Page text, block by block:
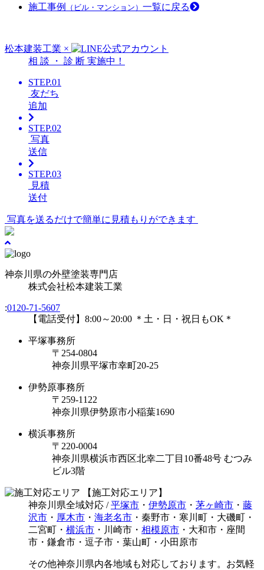
施工事例
（ビル・マンション） 一覧に戻る
松本建装工業 ×
相 談 ・ 診 断 実施中！
STEP.01
友だち
追加
STEP.02
写真
送信
STEP.03
見積
送付
写真を送るだけで簡単に見積もりができます
神奈川県の外壁塗装専門店
株式会社松本建装工業
:0120-71-5607
【電話受付】8:00～20:00 ＊土・日・祝日もOK＊
平塚事務所
〒254-0804
神奈川県平塚市幸町20-25
伊勢原事務所
〒259-1122
神奈川県伊勢原市⼩稲葉1690
横浜事務所
〒220-0004
神奈川県横浜市西区北幸二丁目10番48号 むつみ
ビル3階
【施工対応エリア】
神奈川県全域対応 /平塚市 ・ 伊勢原市 ・ 茅ヶ崎市 ・ 藤
沢市 ・ 厚木市 ・ 海老名市 ・秦野市・寒川町・大磯町・
二宮町・ 横浜市 ・川崎市・ 相模原市 ・大和市・座間
市・鎌倉市・逗子市・葉山町・小田原市
その他神奈川県内各地域も対応しております。お気軽